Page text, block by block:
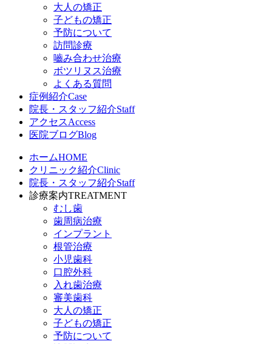
大人の矯正
子どもの矯正
予防について
訪問診療
嚙み合わせ治療
ボツリヌス治療
よくある質問
症例紹介Case
院長・スタッフ紹介Staff
アクセスAccess
医院ブログBlog
ホームHOME
クリニック紹介Clinic
院長・スタッフ紹介Staff
診療案内TREATMENT
むし歯
歯周病治療
インプラント
根管治療
小児歯科
口腔外科
入れ歯治療
審美歯科
大人の矯正
子どもの矯正
予防について